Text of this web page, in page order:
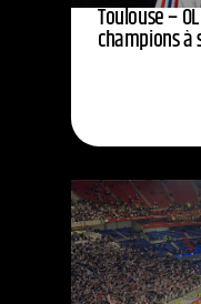
Toulouse –
champions à